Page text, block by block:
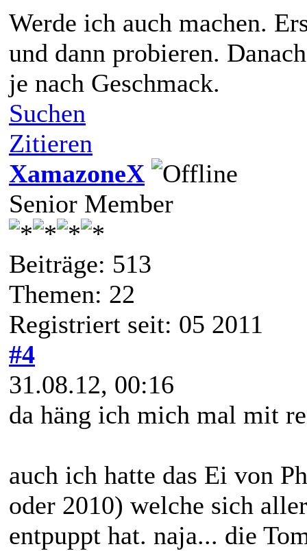
Werde ich auch machen.
und dann probieren.
je nach Geschmack.
Suchen
Zitieren
XamazoneX
Senior Member
Beiträge: 513
Themen: 22
Registriert seit: 05 2011
#4
31.08.12, 00:16
da häng ich mich mal mit
auch ich hatte das Ei von
oder 2010) welche sich
entpuppt hat. naja... die